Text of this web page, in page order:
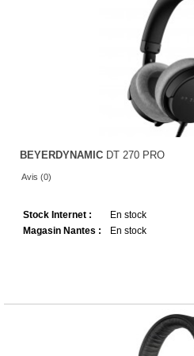
BEYERDYNAMIC DT 270 PRO
Avis (0)
Stock Internet :
En stock
Magasin Nantes :
En stock